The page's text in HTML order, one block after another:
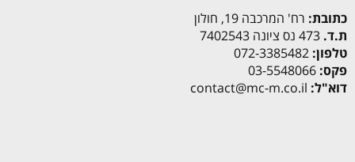
כתובת: רח' המרכבה 19, חולון
ת.ד.
טלפון:
פקס:
דוא"ל: